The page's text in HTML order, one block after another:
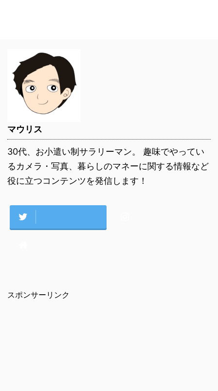
マウリス
30代、お小遣い制サラリーマン。 趣味でやってい
るカメラ・写真、暮らしのマネーに関する情報など
役に立つコンテンツを発信します！
スポンサーリンク